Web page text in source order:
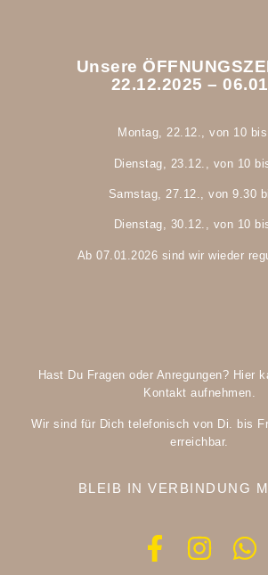
Unsere
22.12.2025 –
Montag, 22.12., von 10
Dienstag, 23.12., von 10
Samstag, 27.12., von 9.30
Dienstag, 30.12., von 10
Ab 07.01.2026 sind wir wieder
Hast Du Fragen oder Anregungen? Hier
Kontakt aufnehmen.
Wir sind für Dich telefonisch von Di. bis
erreichbar.
BLEIB IN VERBINDUNG